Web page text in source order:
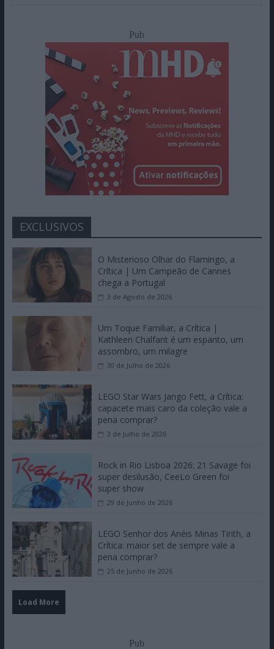
Pub
EXCLUSIVOS
O Misterioso Olhar do Flamingo, a
Crítica | Um Campeão de Cannes
chega a Portugal
3 de Agosto de 2026
Um Toque Familiar, a Crítica |
Kathleen Chalfant é um espanto, um
assombro, um milagre
30 de Julho de 2026
LEGO Star Wars Jango Fett, a Crítica:
capacete mais caro da coleção vale a
pena comprar?
3 de Julho de 2026
Rock in Rio Lisboa 2026: 21 Savage foi
super desilusão, CeeLo Green foi
super show
29 de Junho de 2026
LEGO Senhor dos Anéis Minas Tirith, a
Crítica: maior set de sempre vale a
pena comprar?
25 de Junho de 2026
Load More
Pub